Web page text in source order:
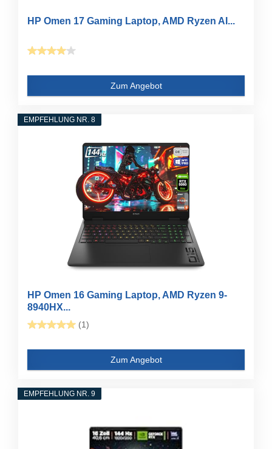
HP Omen 17 Gaming Laptop, AMD Ryzen AI...
Zum Angebot
EMPFEHLUNG NR. 8
HP Omen 16 Gaming Laptop, AMD Ryzen 9-
8940HX...
(1)
Zum Angebot
EMPFEHLUNG NR. 9